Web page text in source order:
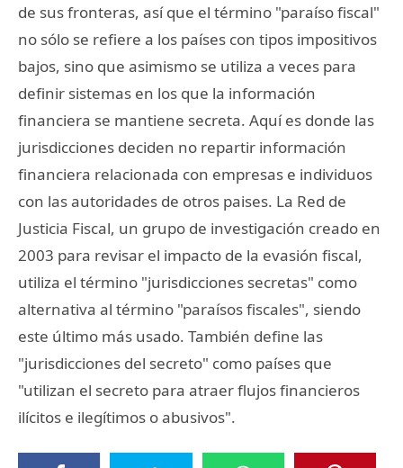
de sus fronteras, así que el término "paraíso fiscal"
no sólo se refiere a los países con tipos impositivos
bajos, sino que asimismo se utiliza a veces para
definir sistemas en los que la información
financiera se mantiene secreta. Aquí es donde las
jurisdicciones deciden no repartir información
financiera relacionada con empresas e individuos
con las autoridades de otros paises. La Red de
Justicia Fiscal, un grupo de investigación creado en
2003 para revisar el impacto de la evasión fiscal,
utiliza el término "jurisdicciones secretas" como
alternativa al término "paraísos fiscales", siendo
este último más usado. También define las
"jurisdicciones del secreto" como países que
"utilizan el secreto para atraer flujos financieros
ilícitos e ilegítimos o abusivos".